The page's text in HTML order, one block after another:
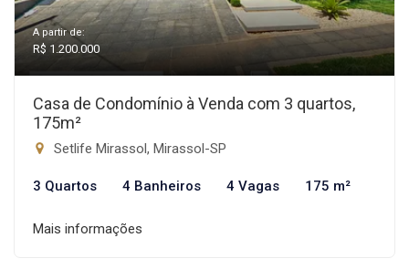
A partir de:
R$ 1.200.000
Casa de Condomínio à Venda com 3 quartos,
175m²
Setlife Mirassol, Mirassol-SP
3 Quartos 4 Banheiros 4 Vagas 175 m²
Mais informações